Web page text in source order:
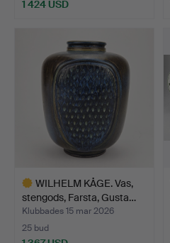
1 424 USD
WILHELM KÅGE. Vas,
stengods, Farsta, Gusta…
Klubbades 15 mar 2026
25 bud